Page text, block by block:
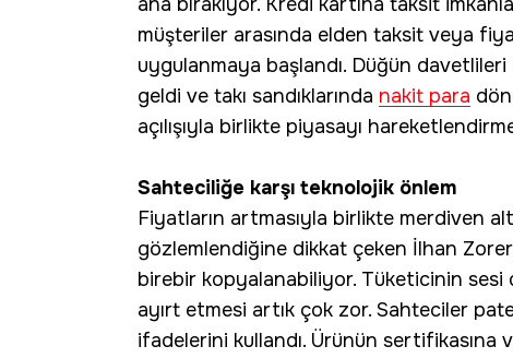
müşteriler arasında elden taksit veya
uygulanmaya başlandı. Düğün davetlileri
geldi ve takı sandıklarında nakit para
açılışıyla birlikte piyasayı
Sahteciliğe karşı teknolojik önlem
Fiyatların artmasıyla birlikte merdiven
gözlemlendiğine dikkat çeken İlhan
birebir kopyalanabiliyor. Tüketicinin sesi
ayırt etmesi artık çok zor. Sahteciler
ifadelerini kullandı. Ürünün sertifikasına